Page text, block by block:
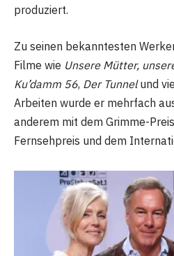
produziert.
Zu seinen bekanntesten
Filme wie Unsere Mütter,
Ku’damm 56, Der Tunnelund
Arbeiten wurde er mehrfach
anderem mit dem Grimme-
Fernsehpreis und dem